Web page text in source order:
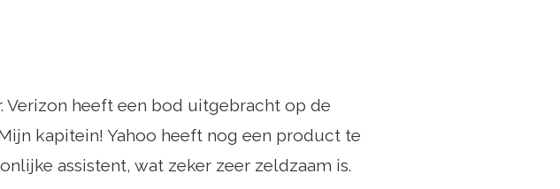
Verizon heeft een bod uitgebracht op de
kapitein! Yahoo heeft nog een product te
assistent, wat zeker zeer zeldzaam is.